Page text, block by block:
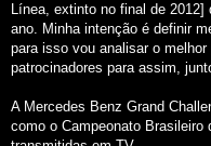
Línea, extinto no final de
ano. Minha intenção é definir
para isso vou analisar o
patrocinadores para assim,
A Mercedes Benz Grand
como o Campeonato